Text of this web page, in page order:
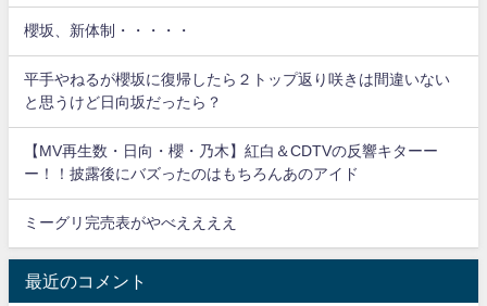
櫻坂、新体制・・・・・
平手やねるが櫻坂に復帰したら２トップ返り咲きは間違いない
と思うけど日向坂だったら？
【MV再生数・日向・櫻・乃木】紅白＆CDTVの反響キターー
ー！！披露後にバズったのはもちろんあのアイド
ミーグリ完売表がやべええええ
最近のコメント